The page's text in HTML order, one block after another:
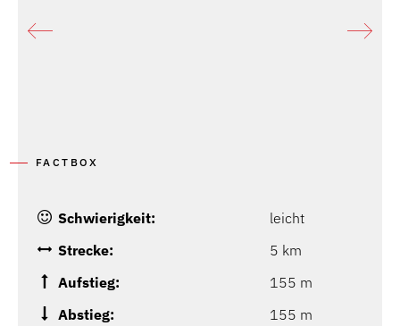
FACTBOX
Schwierigkeit:
leicht
Strecke:
5 km
Aufstieg:
155 m
Abstieg:
155 m